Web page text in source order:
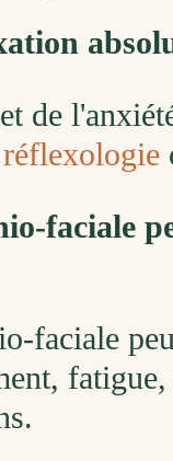
de
réflexologie
faciale
faciale